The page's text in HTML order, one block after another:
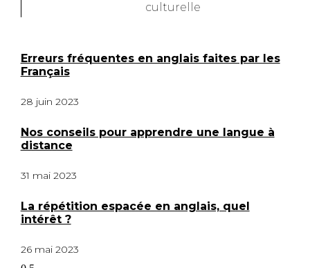
culturelle
Erreurs fréquentes en anglais faites par les
Français
28 juin 2023
Nos conseils pour apprendre une langue à
distance
31 mai 2023
La répétition espacée en anglais, quel
intérêt ?
26 mai 2023